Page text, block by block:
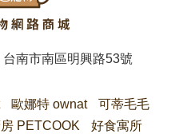
台南市南區明興路53號
歐娜特 ownat
可蒂毛毛
PETCOOK 好食寓所